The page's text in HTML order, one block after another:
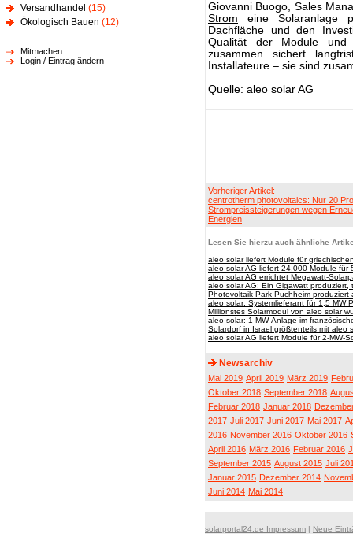
Versandhandel (15)
Ökologisch Bauen (12)
Mitmachen
Login / Eintrag ändern
Giovanni Buogo, Sales
Strom eine Solaranlage
Dachfläche und den
Qualität der Module und
zusammen sichert
Installateure – sie sind
Quelle: aleo solar AG
Vorheriger Artikel:
centrotherm photovoltaics: Nur 20
Strompreissteigerungen wegen
Energien
Lesen Sie hierzu auch ähnliche
aleo solar liefert Module für
aleo solar AG liefert 24.000 Module für
aleo solar AG errichtet Megawatt-
aleo solar AG: Ein Gigawatt
Photovoltaik-Park Puchheim produziert
aleo solar: Systemlieferant für 1,5 MW
Millionstes Solarmodul von aleo solar
aleo solar: 1-MW-Anlage im
Solardorf in Israel größtenteils mit aleo
aleo solar AG liefert Module für 2-MW-
Newsarchiv
Mai 2019 April 2019 März 2019
Oktober 2018 September 2018
Februar 2018 Januar 2018
2017 Juli 2017 Juni 2017 Mai 2017
2016 November 2016 Oktober 2016
April 2016 März 2016 Februar 2016
September 2015 August 2015 Juli
Januar 2015 Dezember 2014
Juni 2014 Mai 2014
solarportal24.de Impressum | Neue